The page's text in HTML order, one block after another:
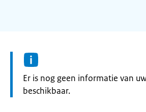
Informatie:
Er is nog geen informatie van
beschikbaar.